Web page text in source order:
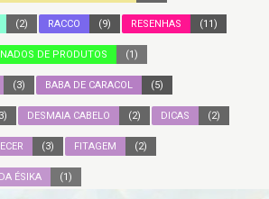
(2) RACCO (9) RESENHAS (11)
DE PRODUTOS (1)
(3) BABA DE CARACOL (5)
DESMAIA CABELO (2) DICAS (2)
(3) FITAGEM (2)
ÉSIKA (1)